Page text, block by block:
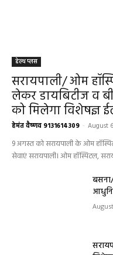
हेल्थ प्लस
सरायपाली/ ओम
लेकर डायबिटीज व
को मिलेगा विशेषज्ञ
हेमंत वैष्णव 9131614309 - August
9 अगस्त को सरायपाली के ओम
सेवाएं सरायपाली। ओम हॉस्पिटल,